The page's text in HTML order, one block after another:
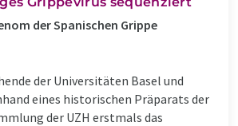
der Spanischen Grippe
der Universitäten Basel und
eines historischen Präparats der
der UZH erstmals das